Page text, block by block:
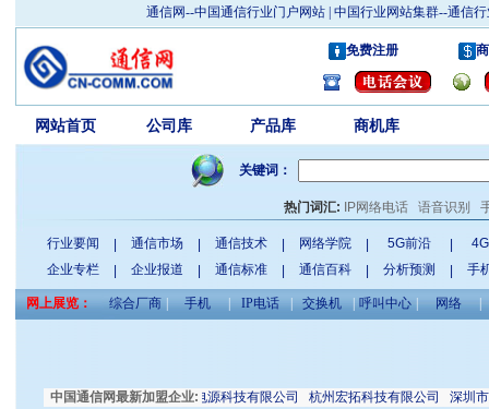
通信网--中国通信行业门户网站 | 中国行业网站集群--通信
免费注册
网站首页 公司库 产品库 商机库
关键词：
热门词汇: IP网络电话 语音识别
行业要闻 通信市场 通信技术 网络学院 5G前沿
企业专栏
企业报道 通信标准 通信百科 分析预测 手
网上展览： 综合厂商 | 手机 | IP电话 | 交换机 | 呼叫中心 | 网络 |
中国通信网最新加盟企业:
子科技有限公司 广州市宇通电源科技有限公司 杭州宏拓科技有限公司
深圳市宝